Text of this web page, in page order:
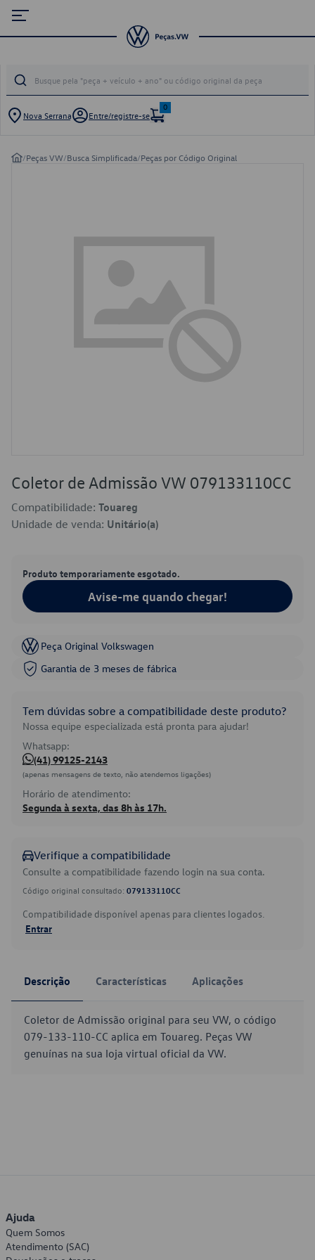
Nova Serrana Entre/registre-se
0
/Peças VW/Busca Simplificada/Peças por Código Original
Coletor de Admissão VW 079133110CC
Compatibilidade: Touareg
Unidade de venda: Unitário(a)
Produto temporariamente esgotado.
Avise-me quando chegar!
Peça Original Volkswagen
Garantia de 3 meses de fábrica
Tem dúvidas sobre a compatibilidade deste produto?
Nossa equipe especializada está pronta para ajudar!
Whatsapp:
(41) 99125-2143
(apenas mensagens de texto, não atendemos ligações)
Horário de atendimento:
Segunda à sexta, das 8h às 17h.
Verifique a compatibilidade
Consulte a compatibilidade fazendo login na sua conta.
Código original consultado: 079133110CC
Compatibilidade disponível apenas para clientes logados.
Entrar
Descrição Características Aplicações
Coletor de Admissão original para seu VW, o código
079-133-110-CC aplica em Touareg. Peças VW
genuínas na sua loja virtual oficial da VW.
Ajuda
Quem Somos
Atendimento (SAC)